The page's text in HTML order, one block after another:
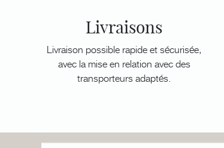
Livraisons
Livraison possible rapide et sécurisée,
avec la mise en relation avec des
transporteurs adaptés.